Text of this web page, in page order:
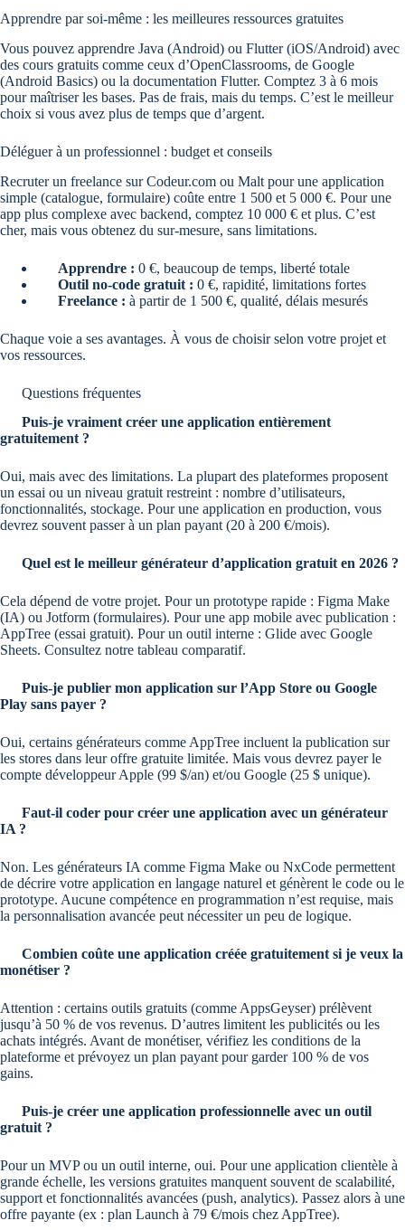
Apprendre par soi-même : les meilleures ressources gratuites
Vous pouvez apprendre Java (Android) ou Flutter (iOS/Android) avec
des cours gratuits comme ceux d’OpenClassrooms, de Google
(Android Basics) ou la documentation Flutter. Comptez 3 à 6 mois
pour maîtriser les bases. Pas de frais, mais du temps. C’est le meilleur
choix si vous avez plus de temps que d’argent.
Déléguer à un professionnel : budget et conseils
Recruter un freelance sur Codeur.com ou Malt pour une application
simple (catalogue, formulaire) coûte entre 1 500 et 5 000 €. Pour une
app plus complexe avec backend, comptez 10 000 € et plus. C’est
cher, mais vous obtenez du sur-mesure, sans limitations.
Apprendre : 0 €, beaucoup de temps, liberté totale
Outil no-code gratuit : 0 €, rapidité, limitations fortes
Freelance : à partir de 1 500 €, qualité, délais mesurés
Chaque voie a ses avantages. À vous de choisir selon votre projet et
vos ressources.
Questions fréquentes
Puis-je vraiment créer une application entièrement
gratuitement ?
Oui, mais avec des limitations. La plupart des plateformes proposent
un essai ou un niveau gratuit restreint : nombre d’utilisateurs,
fonctionnalités, stockage. Pour une application en production, vous
devrez souvent passer à un plan payant (20 à 200 €/mois).
Quel est le meilleur générateur d’application gratuit en 2026 ?
Cela dépend de votre projet. Pour un prototype rapide : Figma Make
(IA) ou Jotform (formulaires). Pour une app mobile avec publication :
AppTree (essai gratuit). Pour un outil interne : Glide avec Google
Sheets. Consultez notre tableau comparatif.
Puis-je publier mon application sur l’App Store ou Google
Play sans payer ?
Oui, certains générateurs comme AppTree incluent la publication sur
les stores dans leur offre gratuite limitée. Mais vous devrez payer le
compte développeur Apple (99 $/an) et/ou Google (25 $ unique).
Faut-il coder pour créer une application avec un générateur
IA ?
Non. Les générateurs IA comme Figma Make ou NxCode permettent
de décrire votre application en langage naturel et génèrent le code ou le
prototype. Aucune compétence en programmation n’est requise, mais
la personnalisation avancée peut nécessiter un peu de logique.
Combien coûte une application créée gratuitement si je veux la
monétiser ?
Attention : certains outils gratuits (comme AppsGeyser) prélèvent
jusqu’à 50 % de vos revenus. D’autres limitent les publicités ou les
achats intégrés. Avant de monétiser, vérifiez les conditions de la
plateforme et prévoyez un plan payant pour garder 100 % de vos
gains.
Puis-je créer une application professionnelle avec un outil
gratuit ?
Pour un MVP ou un outil interne, oui. Pour une application clientèle à
grande échelle, les versions gratuites manquent souvent de scalabilité,
support et fonctionnalités avancées (push, analytics). Passez alors à une
offre payante (ex : plan Launch à 79 €/mois chez AppTree).